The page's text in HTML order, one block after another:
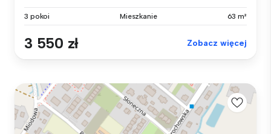
3 pokoi Mieszkanie 63 m²
3 550 zł Zobacz więcej